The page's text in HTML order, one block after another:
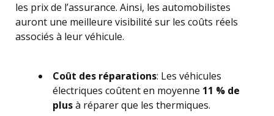
les prix de l’assurance. Ainsi, les automobilistes
auront une meilleure visibilité sur les coûts réels
associés à leur véhicule.
Coût des réparations: Les véhicules
électriques coûtent en moyenne 11 % de
plusà réparer que les thermiques.